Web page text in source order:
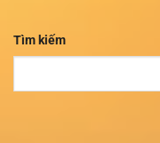
Tìm kiếm